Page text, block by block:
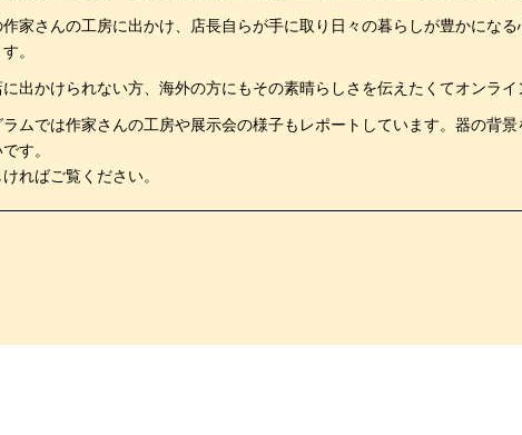
家さんの工房に出かけ、店長自らが手に取り日々の暮らしが豊かにな
。
出かけられない方、海外の方にもその素晴らしさを伝えたくてオンライ
ムでは作家さんの工房や展示会の様子もレポートしています。器の背
す。
ればご覧ください。